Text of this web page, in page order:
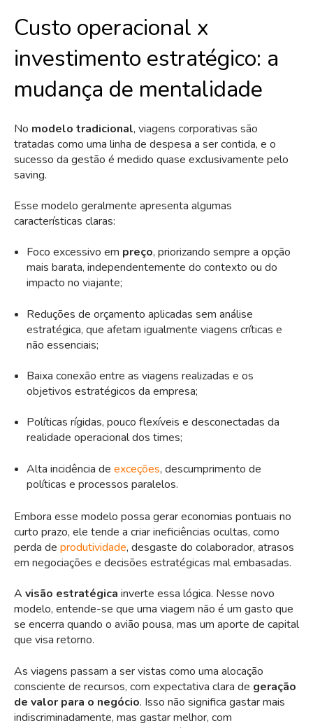
Custo operacional x
investimento estratégico: a
mudança de mentalidade
No modelo tradicional, viagens corporativas são
tratadas como uma linha de despesa a ser contida, e o
sucesso da gestão é medido quase exclusivamente pelo
saving.
Esse modelo geralmente apresenta algumas
características claras:
Foco excessivo em preço, priorizando sempre a opção
mais barata, independentemente do contexto ou do
impacto no viajante;
Reduções de orçamento aplicadas sem análise
estratégica, que afetam igualmente viagens críticas e
não essenciais;
Baixa conexão entre as viagens realizadas e os
objetivos estratégicos da empresa;
Políticas rígidas, pouco flexíveis e desconectadas da
realidade operacional dos times;
Alta incidência de exceções, descumprimento de
políticas e processos paralelos.
Embora esse modelo possa gerar economias pontuais no
curto prazo, ele tende a criar ineficiências ocultas, como
perda de produtividade, desgaste do colaborador, atrasos
em negociações e decisões estratégicas mal embasadas.
A visão estratégica inverte essa lógica. Nesse novo
modelo, entende-se que uma viagem não é um gasto que
se encerra quando o avião pousa, mas um aporte de capital
que visa retorno.
As viagens passam a ser vistas como uma alocação
consciente de recursos, com expectativa clara de geração
de valor para o negócio. Isso não significa gastar mais
indiscriminadamente, mas gastar melhor, com